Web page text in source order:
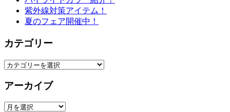
紫外線対策アイテム！
夏のフェア開催中！
カテゴリー
カ
ゴ
ー
アーカイブ
ア